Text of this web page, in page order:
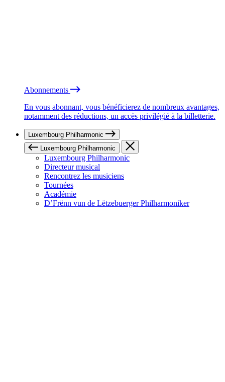
Abonnements
En vous abonnant, vous bénéficierez de nombreux avantages,
notamment des réductions, un accès privilégié à la billetterie.
Luxembourg Philharmonic
Luxembourg Philharmonic
Luxembourg Philharmonic
Directeur musical
Rencontrez les musiciens
Tournées
Académie
D’Frënn vun de Lëtzebuerger Philharmoniker